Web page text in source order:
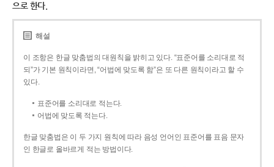
으로 한다.
해설
이 조항은 한글 맞춤법의 대원칙을 밝히고 있다. “표준어를 소리대로 적
되”가 기본 원칙이라면, “어법에 맞도록 함”은 또 다른 원칙이라고 할 수
있다.
표준어를 소리대로 적는다.
어법에 맞도록 적는다.
한글 맞춤법은 이 두 가지 원칙에 따라 음성 언어인 표준어를 표음 문자
인 한글로 올바르게 적는 방법이다.